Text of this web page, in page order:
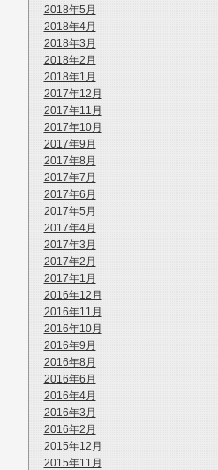
2018年5月
2018年4月
2018年3月
2018年2月
2018年1月
2017年12月
2017年11月
2017年10月
2017年9月
2017年8月
2017年7月
2017年6月
2017年5月
2017年4月
2017年3月
2017年2月
2017年1月
2016年12月
2016年11月
2016年10月
2016年9月
2016年8月
2016年6月
2016年4月
2016年3月
2016年2月
2015年12月
2015年11月